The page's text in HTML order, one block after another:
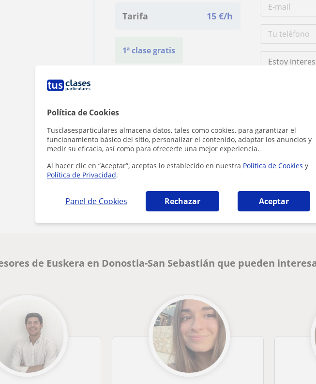
Política de Cookies
Tusclasesparticulares almacena datos, tales como cookies, para garantizar el
funcionamiento básico del sitio, personalizar el contenido, adaptar los anuncios y
medir su eficacia, así como para ofrecerte una mejor experiencia.
Al hacer clic en “Aceptar”, aceptas lo establecido en nuestra Política de Cookies y
Política de Privacidad.
Panel de Cookies Rechazar Aceptar
Tarifa 15 €/h
1ª clase gratis
¿Hay algún error en este perfil? Cuéntanos
de Euskera en Donostia-San Sebastián que pueden